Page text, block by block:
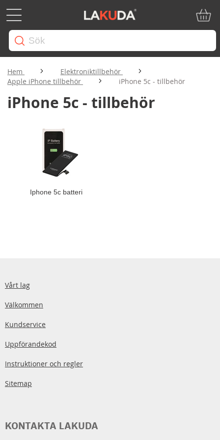
Hem
Elektroniktillbehör
Apple iPhone tillbehör
iPhone 5c - tillbehör
iPhone 5c - tillbehör
Iphone 5c batteri
Vårt lag
Välkommen
Kundservice
Uppförandekod
Instruktioner och regler
Sitemap
KONTAKTA LAKUDA